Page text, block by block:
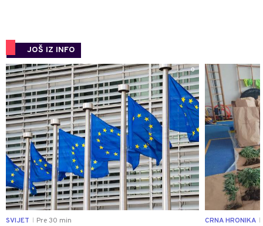
JOŠ IZ INFO
0
SVIJET Pre 30 min CRNA HRONIKA